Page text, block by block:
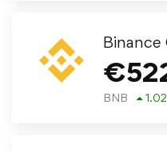
Binance
€
BNB 1.02